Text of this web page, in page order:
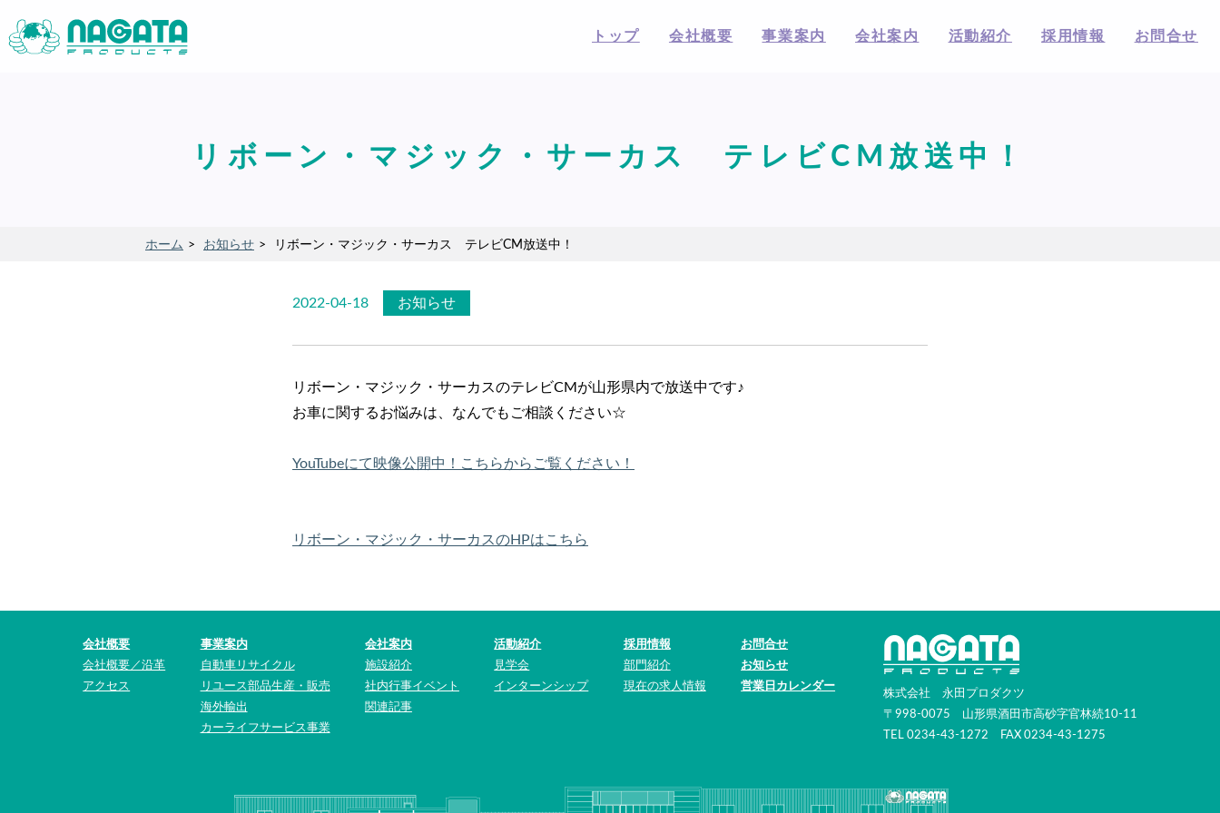
トップ 会社概要 事業案内 会社案内 活動紹介 採用情報 お問合せ
リボーン・マジック・サーカス テレビCM放送中！
ホーム お知らせ リボーン・マジック・サーカス テレビCM放送中！
2022-04-18 お知らせ
リボーン・マジック・サーカスのテレビCMが山形県内で放送中です♪
お車に関するお悩みは、なんでもご相談ください☆
YouTubeにて映像公開中！こちらからご覧ください！
リボーン・マジック・サーカスのHPはこちら
会社概要
会社概要／沿革
アクセス
事業案内
自動車リサイクル
リユース部品生産・販売
海外輸出
カーライフサービス事業
会社案内
施設紹介
社内行事イベント
関連記事
活動紹介
見学会
インターンシップ
採用情報
部門紹介
現在の求人情報
お問合せ
お知らせ
営業日カレンダー
株式会社 永田プロダクツ
〒998-0075 山形県酒田市高砂字官林続10-11
TEL 0234-43-1272 FAX 0234-43-1275